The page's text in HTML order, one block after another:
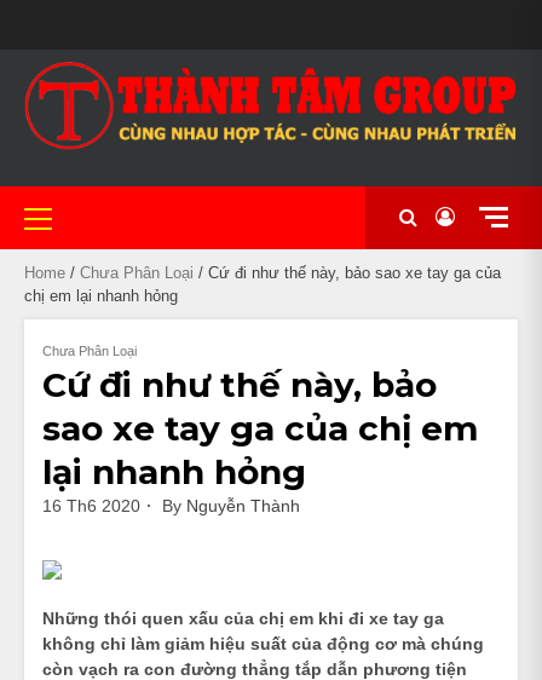
content
HÀNH
ĐỒSÁCH
BẢO
MẬT
XE
MÁY
CHẤT
(KHÔNG
ĐỀ)
ĐA
DẠNG
DÒNG
XE
NHẬP
KHẨU
CHẠY
LƯỚT
CÔN
TAY
THỂ
THAO
NỮ
ĐẸP
KHỐI
LỚN
KHÁCH
SẠN
UY
TÍN
TẠI
Primary
Menu
Home / Chưa Phân Loại / Cứ đi như thế này, bảo sao xe tay ga của
chị em lại nhanh hỏng
Chưa Phân Loại
Cứ đi như thế này, bảo
sao xe tay ga của chị em
lại nhanh hỏng
16 Th6 2020 By Nguyễn Thành
Những thói quen xấu của chị em khi đi xe tay ga
không chỉ làm giảm hiệu suất của động cơ mà chúng
còn vạch ra con đường thẳng tắp dẫn phương tiện